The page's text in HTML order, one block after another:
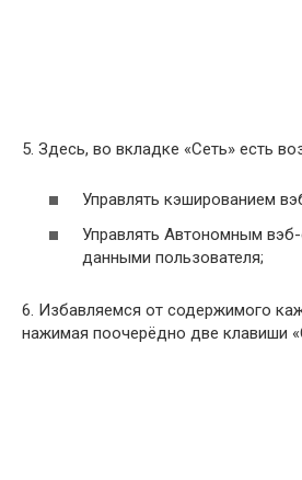
5. Здесь, во вкладке «Сеть» есть
Управлять кэшированием
Управлять Автономным
данными пользователя;
6. Избавляемся от содержимого
нажимая поочерёдно две клавиши